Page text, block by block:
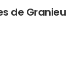
de Granieu